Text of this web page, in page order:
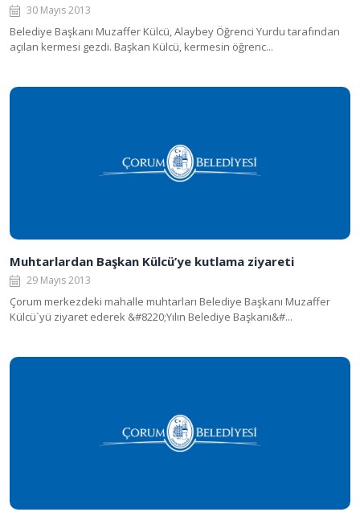
30 Mayıs 2013
Belediye Başkanı Muzaffer Külcü, Alaybey Öğrenci Yurdu tarafından
açılan kermesi gezdi. Başkan Külcü, kermesin öğrenc...
Muhtarlardan Başkan Külcü’ye kutlama ziyareti
29 Mayıs 2013
Çorum merkezdeki mahalle muhtarları Belediye Başkanı Muzaffer
Külcü`yü ziyaret ederek &#8220;Yılın Belediye Başkanı&#...